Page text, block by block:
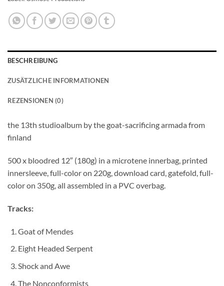
BESCHREIBUNG
ZUSÄTZLICHE INFORMATIONEN
REZENSIONEN (0)
the 13th studioalbum by the goat-sacrificing armada from
finland
500 x bloodred 12″ (180g) in a microtene innerbag, printed
innersleeve, full-color on 220g, download card, gatefold, full-
color on 350g, all assembled in a PVC overbag.
Tracks:
Goat of Mendes
Eight Headed Serpent
Shock and Awe
The Nonconformists